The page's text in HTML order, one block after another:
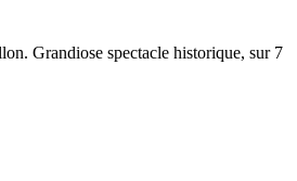
Grandiose spectacle historique, sur 7